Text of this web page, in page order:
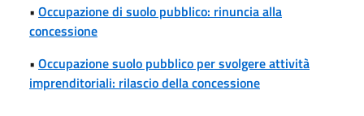
• Occupazione di suolo pubblico: rinuncia alla
concessione
• Occupazione suolo pubblico per svolgere attività
imprenditoriali: rilascio della concessione